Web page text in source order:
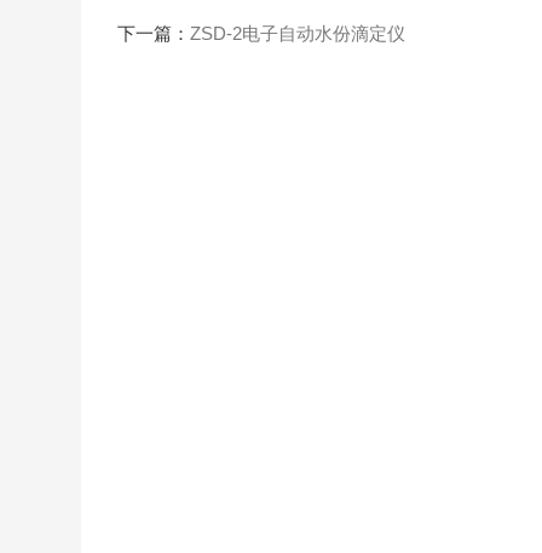
下一篇：ZSD-2电子自动水份滴定仪